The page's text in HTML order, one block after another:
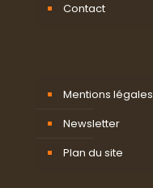
Contact
Mentions légales
Newsletter
Plan du site